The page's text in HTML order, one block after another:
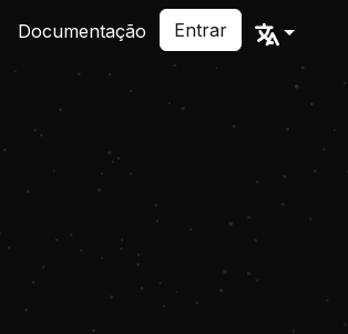
Documentação Entrar